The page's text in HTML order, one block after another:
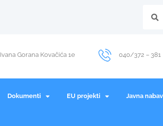
Ivana Gorana Kovačića 1e 040/372 – 381
Dokumenti EU projekti Javna